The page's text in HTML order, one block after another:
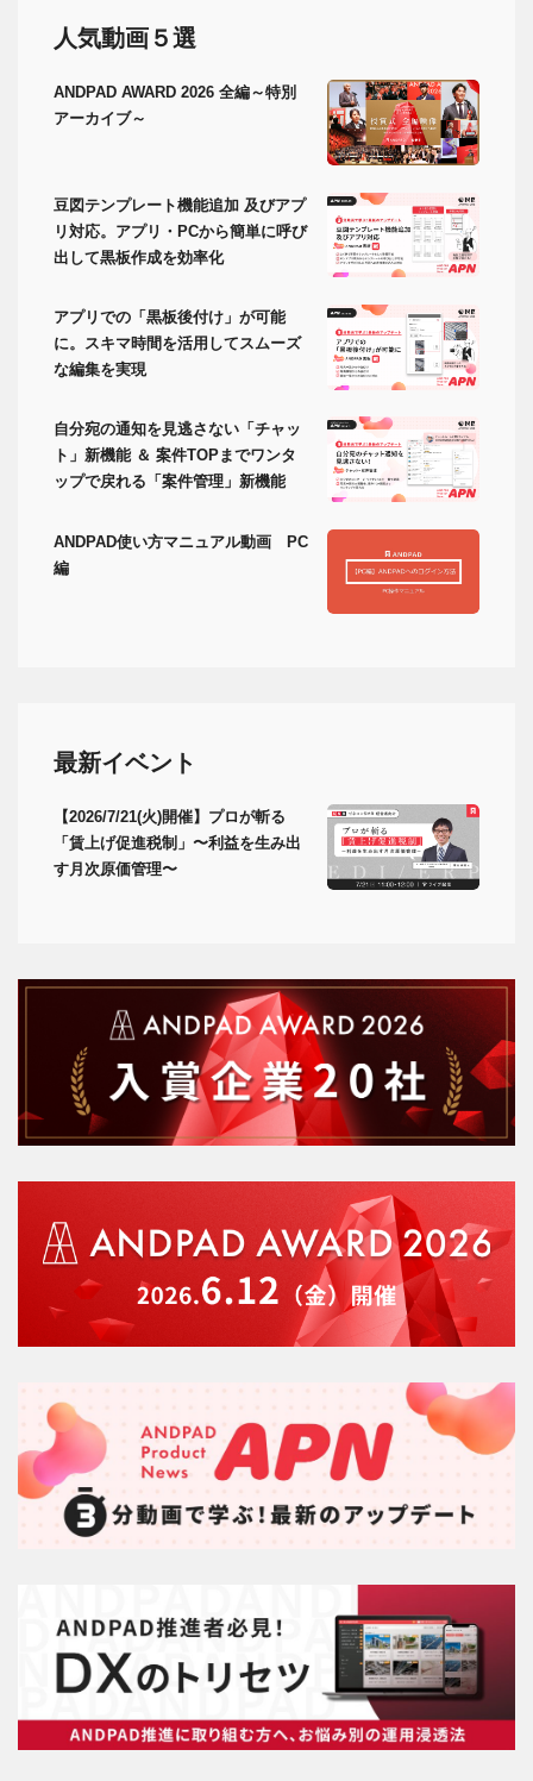
人気動画５選
ANDPAD AWARD 2026 全編～特別
アーカイブ～
豆図テンプレート機能追加 及びアプ
リ対応。アプリ・PCから簡単に呼び
出して黒板作成を効率化
アプリでの「黒板後付け」が可能
に。スキマ時間を活用してスムーズ
な編集を実現
自分宛の通知を見逃さない「チャッ
ト」新機能 ＆ 案件TOPまでワンタ
ップで戻れる「案件管理」新機能
ANDPAD使い方マニュアル動画 PC
編
最新イベント
【2026/7/21(火)開催】プロが斬る
「賃上げ促進税制」〜利益を生み出
す月次原価管理〜